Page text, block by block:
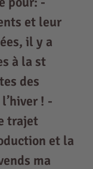
et leur
il y a
à la st
des
! -
trajet
et la
ma